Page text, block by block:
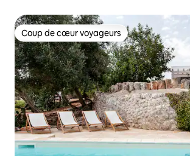
Coup de cœur voyageurs
Coup de cœur voyageurs